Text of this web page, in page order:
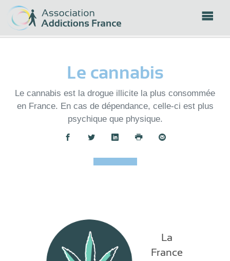
Le cannabis
Le cannabis est la drogue illicite la plus consommée
en France. En cas de dépendance, celle-ci est plus
psychique que physique.
Partager :
La
France
Panneau de gestion des cookies